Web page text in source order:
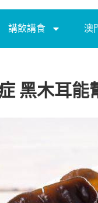
講飲講食 澳
黑木耳能